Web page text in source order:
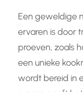
Een geweldige
ervaren is door
proeven, zoals
een unieke
wordt bereid in